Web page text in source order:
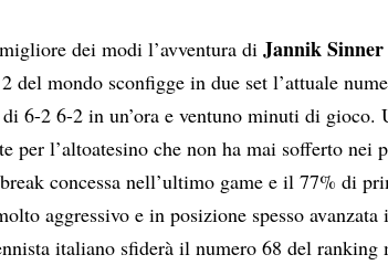
dei modi l’avventura diJannik Sinner
del mondo sconfigge in due set l’attuale
6-2 6-2 in un’ora e ventuno minuti di gioco.
per l’altoatesino che non ha mai sofferto
concessa nell’ultimo game e il 77% di
aggressivo e in posizione spesso
italiano sfiderà il numero 68 del